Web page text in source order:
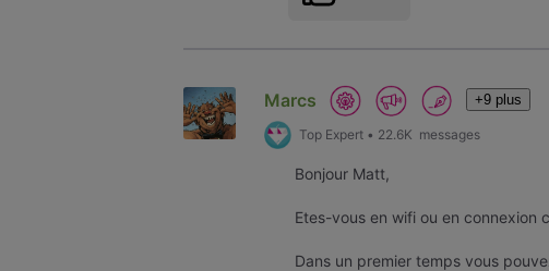
Marcs +9 plus
Top Expert• 22.6K messages
Bonjour Matt,
Etes-vous en wifi ou en connexion
Dans un premier temps vous